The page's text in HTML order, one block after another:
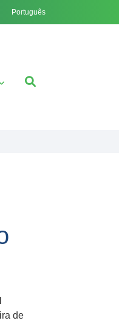
Português
de